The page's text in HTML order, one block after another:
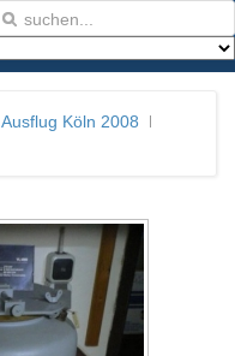
Ausflug Köln 2008